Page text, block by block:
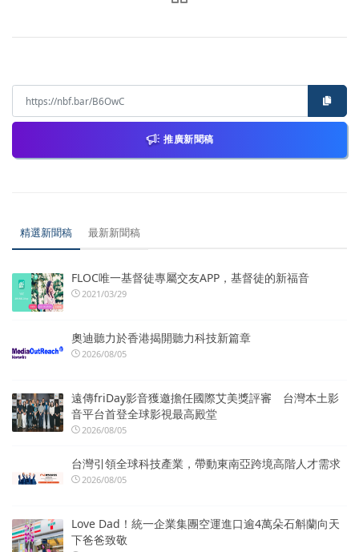
推廣新聞稿
精選新聞稿 最新新聞稿
FLOC唯一基督徒專屬交友APP，基督徒的新福音
2021/03/29
奧迪聽力於香港揭開聽力科技新篇章
2026/08/05
遠傳friDay影音獲邀擔任國際艾美獎評審 台灣本土影
音平台首登全球影視最高殿堂
2026/08/05
台灣引領全球科技產業，帶動東南亞跨境高階人才需求
2026/08/05
Love Dad！統一企業集團空運進口逾4萬朵石斛蘭向天
下爸爸致敬